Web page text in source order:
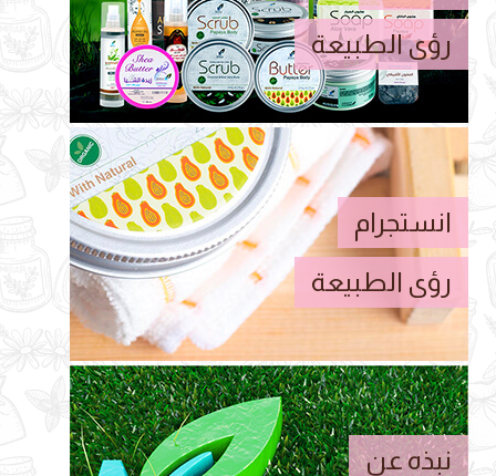
رؤى الطبيعة
انستجرام
رؤى الطبيعة
نبذه عن